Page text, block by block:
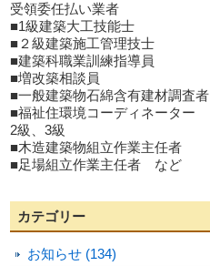
受領委任払い業者
■1級建築大工技能士
■２級建築施工管理技士
■建築科職業訓練指導員
■増改築相談員
■一般建築物石綿含有建材調査者
■福祉住環境コーディネーター
2級、3級
■木造建築物組立作業主任者
■足場組立作業主任者 など
カテゴリー
お知らせ (134)